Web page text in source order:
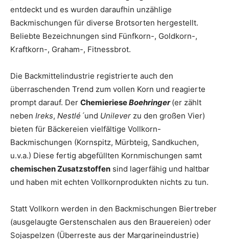
entdeckt und es wurden daraufhin unzählige
Backmischungen für diverse Brotsorten hergestellt.
Beliebte Bezeichnungen sind Fünfkorn-, Goldkorn-,
Kraftkorn-, Graham-, Fitnessbrot.
Die Backmittelindustrie registrierte auch den
überraschenden Trend zum vollen Korn und reagierte
prompt darauf. Der ChemierieseBoehringer(er zählt
neben Ireks, Nestlé´und Unilever zu den großen Vier)
bieten für Bäckereien vielfältige Vollkorn-
Backmischungen (Kornspitz, Mürbteig, Sandkuchen,
u.v.a.) Diese fertig abgefüllten Kornmischungen samt
chemischen Zusatzstoffen sind lagerfähig und haltbar
und haben mit echten Vollkornprodukten nichts zu tun.
Statt Vollkorn werden in den Backmischungen Biertreber
(ausgelaugte Gerstenschalen aus den Brauereien) oder
Sojaspelzen (Überreste aus der Margarineindustrie)